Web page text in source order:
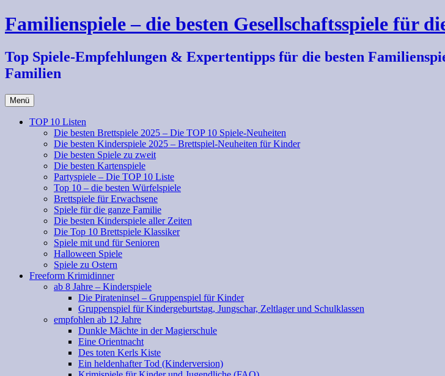
Zum
Inhalt
Familienspiele – die besten Gesellschaftsspiele für
Top Spiele-Empfehlungen & Expertentipps für die besten
Familien
Menü
TOP 10 Listen
Die besten Brettspiele 2025 – Die TOP 10 Spiele-Neuheiten
Die besten Kinderspiele 2025 – Brettspiel-Neuheiten für Kinder
Die besten Spiele zu zweit
Die besten Kartenspiele
Partyspiele – Die TOP 10 Liste
Top 10 – die besten Würfelspiele
Brettspiele für Erwachsene
Spiele für die ganze Familie
Die besten Kinderspiele aller Zeiten
Die Top 10 Brettspiele Klassiker
Spiele mit und für Senioren
Halloween Spiele
Spiele zu Ostern
Freeform Krimidinner
ab 8 Jahre – Kinderspiele
Die Pirateninsel – Gruppenspiel für Kinder
Gruppenspiel für Kindergeburtstag, Jungschar, Zeltlager und Schulklassen
empfohlen ab 12 Jahre
Dunkle Mächte in der Magierschule
Eine Orientnacht
Des toten Kerls Kiste
Ein heldenhafter Tod (Kinderversion)